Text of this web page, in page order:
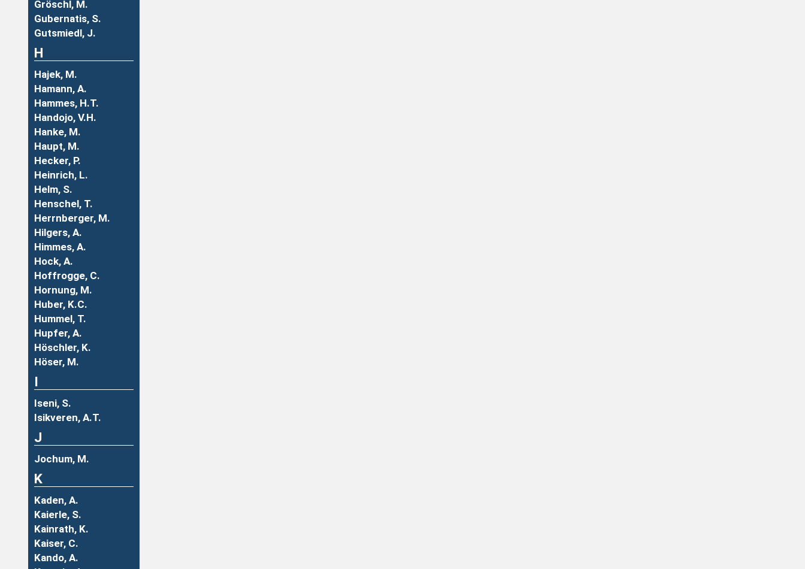
Gröschl, M.
Gubernatis, S.
Gutsmiedl, J.
H
Hajek, M.
Hamann, A.
Hammes, H.T.
Handojo, V.H.
Hanke, M.
Haupt, M.
Hecker, P.
Heinrich, L.
Helm, S.
Henschel, T.
Herrnberger, M.
Hilgers, A.
Himmes, A.
Hock, A.
Hoffrogge, C.
Hornung, M.
Huber, K.C.
Hummel, T.
Hupfer, A.
Höschler, K.
Höser, M.
I
Iseni, S.
Isikveren, A.T.
J
Jochum, M.
K
Kaden, A.
Kaierle, S.
Kainrath, K.
Kaiser, C.
Kando, A.